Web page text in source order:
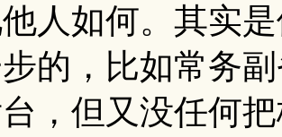
人如何。其实
的，比如常务
，但又没任何